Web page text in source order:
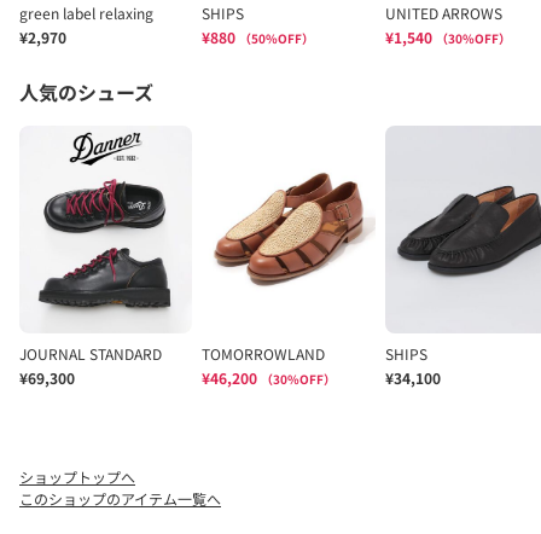
ショップトップへ
このショップのアイテム一覧へ